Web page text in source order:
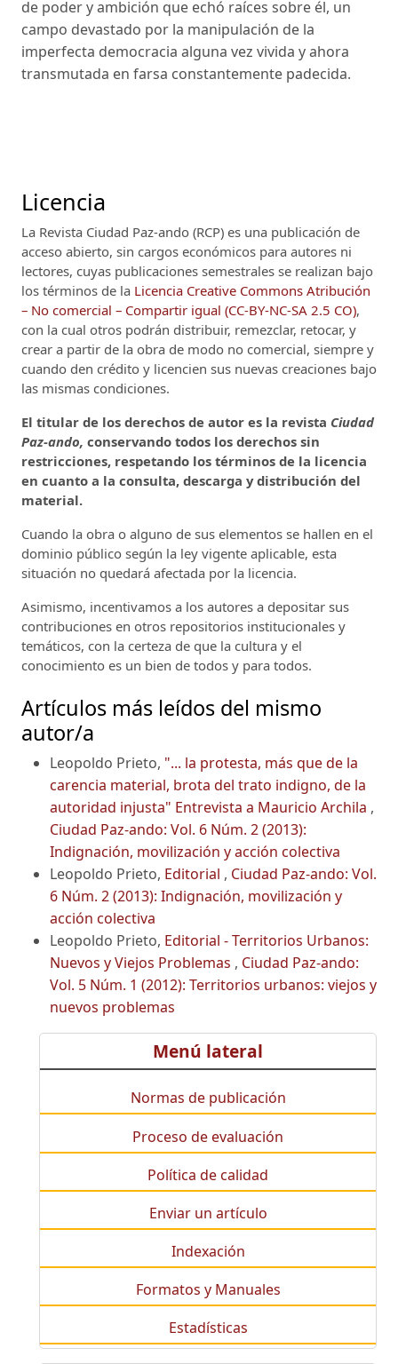
de poder y ambición que echó raíces sobre él, un
campo devastado por la manipulación de la
imperfecta democracia alguna vez vivida y ahora
transmutada en farsa constantemente padecida.
Licencia
La Revista Ciudad Paz-ando (RCP) es una publicación de
acceso abierto, sin cargos económicos para autores ni
lectores, cuyas publicaciones semestrales se realizan bajo
los términos de la Licencia Creative Commons Atribución
– No comercial – Compartir igual (CC-BY-NC-SA 2.5 CO),
con la cual otros podrán distribuir, remezclar, retocar, y
crear a partir de la obra de modo no comercial, siempre y
cuando den crédito y licencien sus nuevas creaciones bajo
las mismas condiciones.
El titular de los derechos de autor es la revista Ciudad
Paz-ando, conservando todos los derechos sin
restricciones, respetando los términos de la licencia
en cuanto a la consulta, descarga y distribución del
material.
Cuando la obra o alguno de sus elementos se hallen en el
dominio público según la ley vigente aplicable, esta
situación no quedará afectada por la licencia.
Asimismo, incentivamos a los autores a depositar sus
contribuciones en otros repositorios institucionales y
temáticos, con la certeza de que la cultura y el
conocimiento es un bien de todos y para todos.
Artículos más leídos del mismo
autor/a
Leopoldo Prieto, "... la protesta, más que de la
carencia material, brota del trato indigno, de la
autoridad injusta" Entrevista a Mauricio Archila ,
Ciudad Paz-ando: Vol. 6 Núm. 2 (2013):
Indignación, movilización y acción colectiva
Leopoldo Prieto, Editorial , Ciudad Paz-ando: Vol.
6 Núm. 2 (2013): Indignación, movilización y
acción colectiva
Leopoldo Prieto, Editorial - Territorios Urbanos:
Nuevos y Viejos Problemas , Ciudad Paz-ando:
Vol. 5 Núm. 1 (2012): Territorios urbanos: viejos y
nuevos problemas
Menú lateral
Normas de publicación
Proceso de evaluación
Política de calidad
Enviar un artículo
Indexación
Formatos y Manuales
Estadísticas